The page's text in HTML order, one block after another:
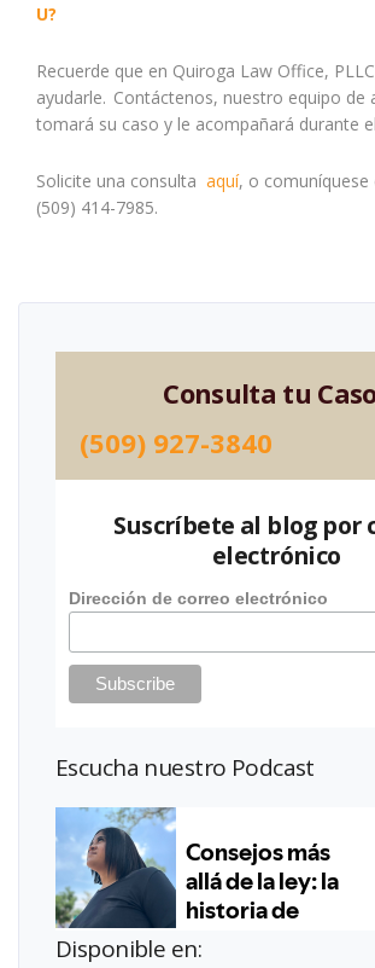
U?
Recuerde que en Quiroga Law Office,
ayudarle. Contáctenos, nuestro equipo de
tomará su caso y le acompañará durante
Solicite una consulta aquí, o
(509) 414-7985.
Consulta tu
(509) 927-3840
Suscríbete al blog por
electrónico
Dirección de correo electrónico
Escucha nuestro Podcast
Disponible en: